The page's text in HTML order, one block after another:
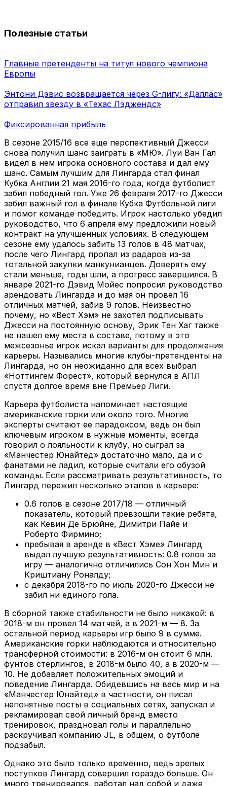
Полезные статьи
Главные претенденты на титул нового чемпиона
Европы
Энтони Дэвис возвращается через G-лигу: «Даллас»
отправил звезду в «Техас Лэджендс»
Фиксированная прибыль
В сезоне 2015/16 все еще перспективный Джесси
снова получил шанс заиграть в «МЮ». Луи Ван Гал
видел в нем игрока основного состава и дал ему
шанс. Самым лучшим для Лингарда стал финал
Кубка Англии 21 мая 2016-го года, когда футболист
забил победный гол. Уже 26 февраля 2017-го Джесси
забил важный гол в финале Кубка Футбольной лиги
и помог команде победить. Игрок настолько убедил
руководство, что 6 апреля ему предложили новый
контракт на улучшенных условиях. В следующем
сезоне ему удалось забить 13 голов в 48 матчах,
после чего Лингард пропал из радаров из-за
тотальной закупки манкунианцев. Доверять ему
стали меньше, годы шли, а прогресс завершился. В
январе 2021-го Дэвид Мойес попросил руководство
арендовать Лингарда и до мая он провел 16
отличных матчей, забив 9 голов. Неизвестно
почему, но «Вест Хэм» не захотел подписывать
Джесси на постоянную основу, Эрик Тен Хаг также
не нашел ему места в составе, потому в это
межсезонье игрок искал варианты для продолжения
карьеры. Назывались многие клубы-претенденты на
Лингарда, но он неожиданно для всех выбрал
«Ноттингем Форест», который вернулся в АПЛ
спустя долгое время вне Премьер Лиги.
Карьера футболиста напоминает настоящие
американские горки или около того. Многие
эксперты считают ее парадоксом, ведь он был
ключевым игроком в нужные моменты, всегда
говорил о лояльности к клубу, но сыграл за
«Манчестер Юнайтед» достаточно мало, да и с
фанатами не ладил, которые считали его обузой
команды. Если рассматривать результативность, то
Лингард пережил несколько этапов в карьере:
0.6 голов в сезоне 2017/18 — отличный
показатель, который превзошли такие ребята,
как Кевин Де Брюйне, Димитри Пайе и
Роберто Фирмино;
пребывая в аренде в «Вест Хэме» Лингард
выдал лучшую результативность: 0.8 голов за
игру — аналогично отличились Сон Хон Мин и
Криштиану Роналду;
с декабря 2018-го по июль 2020-го Джесси не
забил ни единого гола.
В сборной также стабильности не было никакой: в
2018-м он провел 14 матчей, а в 2021-м — 8. За
остальной период карьеры игр было 9 в сумме.
Американские горки наблюдаются и относительно
трансферной стоимости: в 2016-м он стоит 6 млн.
фунтов стерлингов, в 2018-м было 40, а в 2020-м —
10. Не добавляет положительных эмоций и
поведение Лингарда. Обидевшись на весь мир и на
«Манчестер Юнайтед» в частности, он писал
непонятные посты в социальных сетях, запускал и
рекламировал свой личный бренд вместо
тренировок, праздновал голы и параллельно
раскручивал компанию JL, в общем, о футболе
подзабыл.
Однако это было только временно, ведь зрелых
поступков Лингард совершил гораздо больше. Он
много тренировался, работал над собой и даже